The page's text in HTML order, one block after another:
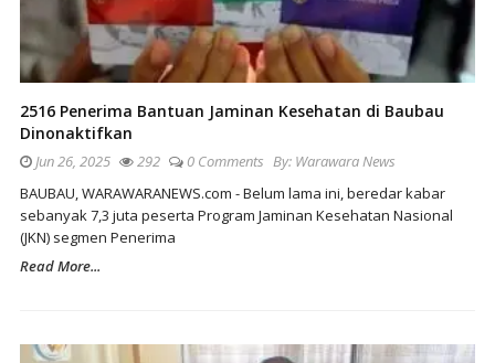
2516 Penerima Bantuan Jaminan Kesehatan di Baubau
Dinonaktifkan
Jun 26, 2025 292 0 Comments By: Warawara News
BAUBAU, WARAWARANEWS.com - Belum lama ini, beredar kabar
sebanyak 7,3 juta peserta Program Jaminan Kesehatan Nasional
(JKN) segmen Penerima
Read More...